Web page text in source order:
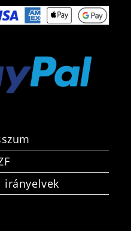
irányelvek